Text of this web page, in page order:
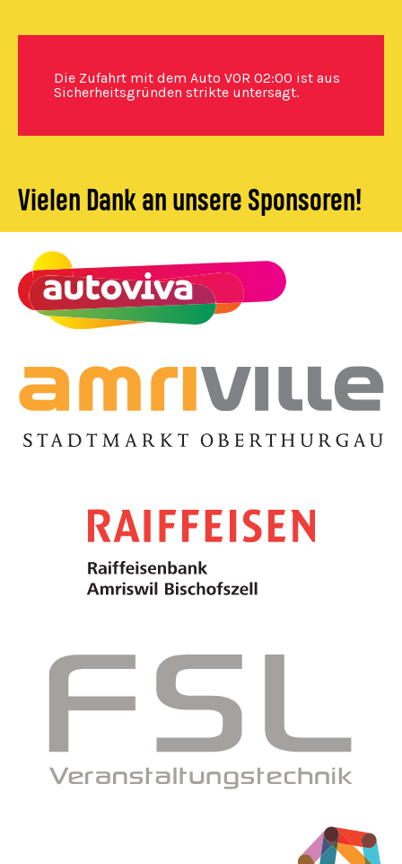
Die Zufahrt mit dem Auto VOR 02:00 ist aus
Sicherheitsgründen strikte untersagt.
Vielen Dank an unsere Sponsoren!